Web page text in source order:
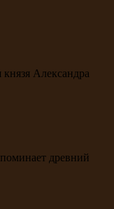
Александра
древний